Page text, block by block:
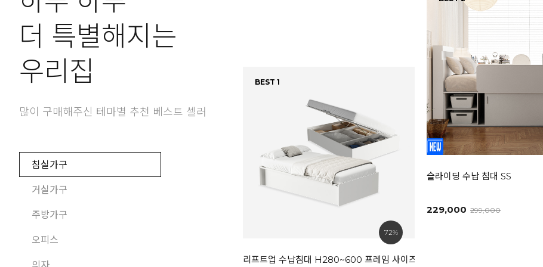
더 특별해지는
우리집
많이 구매해주신 테마별 추천 베스트 셀러
침실가구
거실가구
주방가구
오피스
BEST 1
72%
리프트업 수납침대 H280~600 프레임 사이즈선택
슬라이딩 수납 침대 SS
229,000 299,000